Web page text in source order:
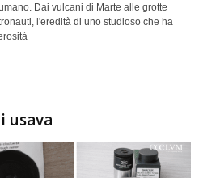
Dai vulcani di Marte alle grotte
l'eredità di uno studioso che ha
usava